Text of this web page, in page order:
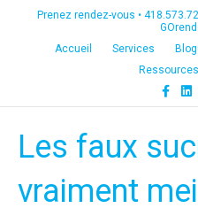
Prenez rendez-vous •
Accueil
Services
Ressources
c
o
o
n
i
Les faux
vraiment